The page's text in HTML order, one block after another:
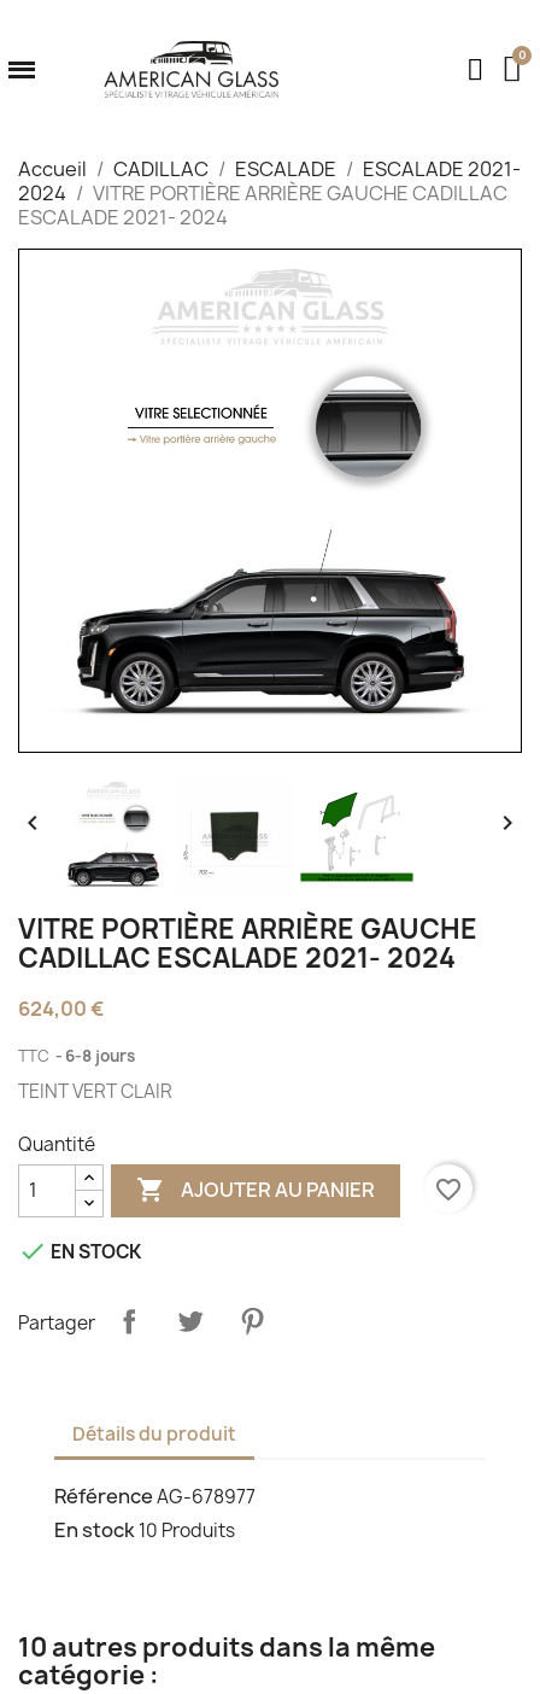
Accueil CADILLAC ESCALADE
ESCALADE 2021-
2024
VITRE PORTIÈRE ARRIÈRE GAUCHE CADILLAC
ESCALADE 2021- 2024
 
VITRE PORTIÈRE ARRIÈRE GAUCHE
CADILLAC ESCALADE 2021- 2024
624,00 €
TTC 6-8 jours
TEINT VERT CLAIR
Quantité
 AJOUTER AU PANIER favorite_border
 EN STOCK
Partager
Détails du produit
RéférenceAG-678977
En stock10 Produits
10 autres produits dans la même
catégorie :